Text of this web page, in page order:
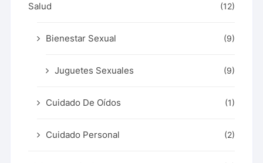
Salud (12)
Bienestar Sexual (9)
Juguetes Sexuales (9)
Cuidado De Oídos (1)
Cuidado Personal (2)